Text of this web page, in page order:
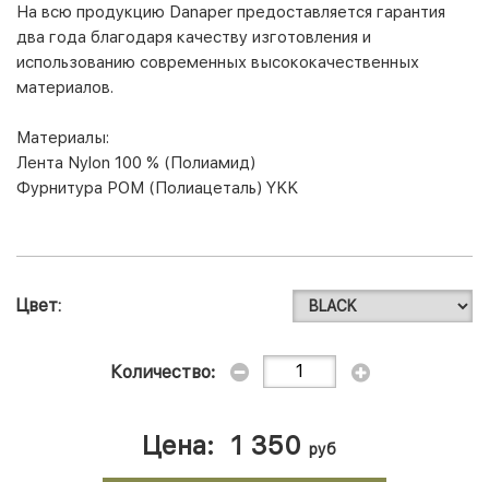
На всю продукцию Danaper предоставляется гарантия
два года благодаря качеству изготовления и
использованию современных высококачественных
материалов.
Материалы:
Лента Nylon 100 % (Полиамид)
Фурнитура POM (Полиацеталь) YKK
Цвет
Количество:
Цена: 1 350 руб